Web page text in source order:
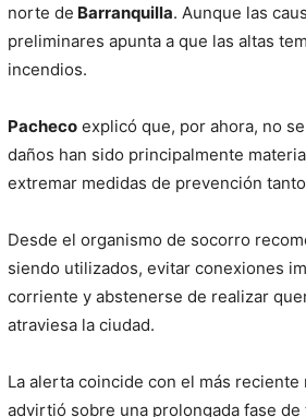
norte de Barranquilla. Aunque las
preliminares apunta a que las altas
incendios.
Pacheco explicó que, por ahora, no
daños han sido principalmente
extremar medidas de prevención
Desde el organismo de socorro
siendo utilizados, evitar conexiones
corriente y abstenerse de realizar
atraviesa la ciudad.
La alerta coincide con el más
advirtió sobre una prolongada fase